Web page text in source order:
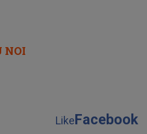
NOI
LikeFacebook